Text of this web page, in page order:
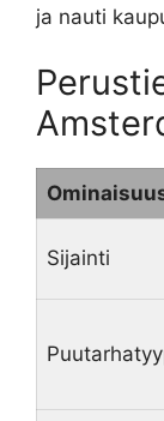
ja nauti
Sijainti